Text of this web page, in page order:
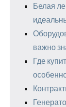
Белая
важно
Где